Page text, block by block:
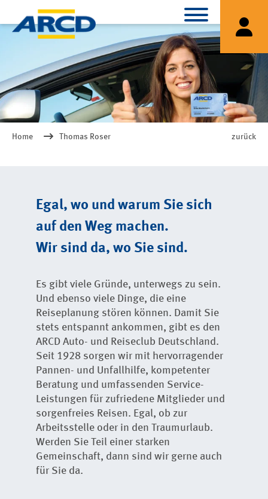
Home Thomas Roser zurück
Egal, wo und warum Sie sich
auf den Weg machen.
Wir sind da, wo Sie sind.
Es gibt viele Gründe, unterwegs zu sein.
Und ebenso viele Dinge, die eine
Reiseplanung stören können. Damit Sie
stets entspannt ankommen, gibt es den
ARCD Auto- und Reiseclub Deutschland.
Seit 1928 sorgen wir mit hervorragender
Pannen- und Unfallhilfe, kompetenter
Beratung und umfassenden Service-
Leistungen für zufriedene Mitglieder und
sorgenfreies Reisen. Egal, ob zur
Arbeitsstelle oder in den Traumurlaub.
Werden Sie Teil einer starken
Gemeinschaft, dann sind wir gerne auch
für Sie da.